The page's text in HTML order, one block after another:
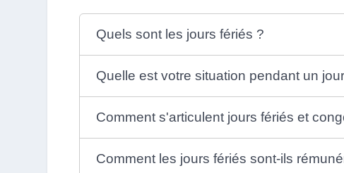
Quels sont les jours fériés ?
Quelle est votre situation pendant un
Comment s'articulent jours fériés et
Comment les jours fériés sont-ils